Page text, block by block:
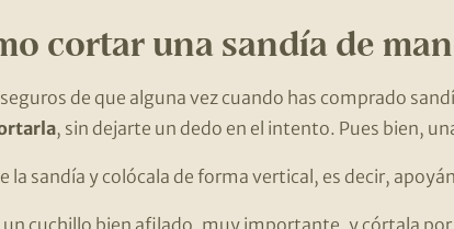
cortar una sandía de
de que alguna vez cuando has comprado
, sin dejarte un dedo en el intento. Pues bien,
la sandía y colócala de forma vertical, es decir,
un cuchillo bien afilado, muy importante, y córtala